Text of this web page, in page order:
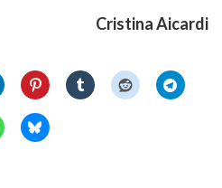
Cristina Aicardi